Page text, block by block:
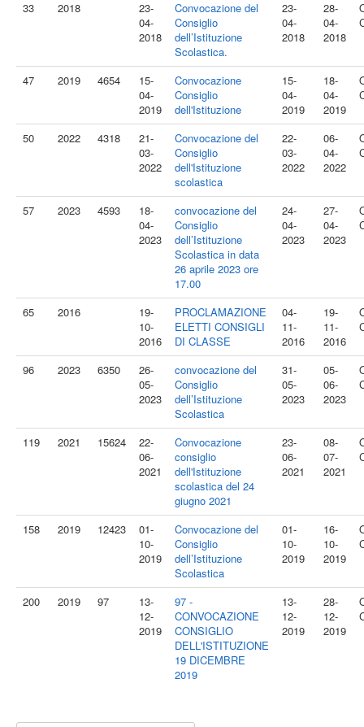
33
2018
23-
04-
2018
Convocazione del
Consiglio
dell’Istituzione
Scolastica.
23-
04-
2018
28-
04-
2018
47 2019 4654
15-
04-
2019
Convocazione
Consiglio
dell'Istituzione
15-
04-
2019
18-
04-
2019
50 2022 4318
21-
03-
2022
Convocazione del
Consiglio
dell'Istituzione
scolastica
22-
03-
2022
06-
04-
2022
57 2023 4593
18-
04-
2023
convocazione del
Consiglio
dell’Istituzione
Scolastica in data
26 aprile 2023 ore
17.00
24-
04-
2023
27-
04-
2023
65 2016
19-
10-
2016
PROCLAMAZIONE
ELETTI CONSIGLI
DI CLASSE
04-
11-
2016
19-
11-
2016
96 2023 6350
26-
05-
2023
convocazione del
Consiglio
dell’Istituzione
Scolastica
31-
05-
2023
05-
06-
2023
119 2021 15624
22-
06-
2021
Convocazione
consiglio
dell'Istituzione
scolastica del 24
giugno 2021
23-
06-
2021
08-
07-
2021
158 2019 12423
01-
10-
2019
Convocazione del
Consiglio
dell’Istituzione
Scolastica
01-
10-
2019
16-
10-
2019
200 2019 97
13-
12-
2019
97 -
CONVOCAZIONE
CONSIGLIO
DELL'ISTITUZIONE
19 DICEMBRE
2019
13-
12-
2019
28-
12-
2019